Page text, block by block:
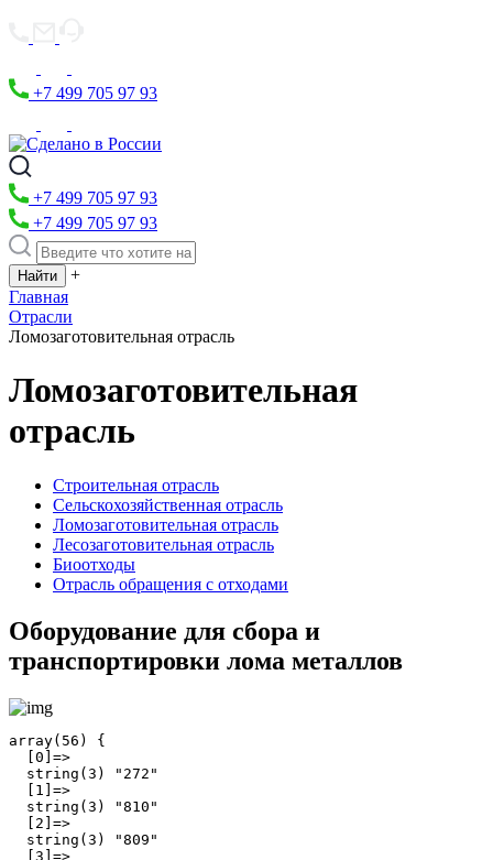
+7 499 705 97 93
+7 499 705 97 93
+7 499 705 97 93
+
Главная
Отрасли
Ломозаготовительная отрасль
Ломозаготовительная
отрасль
Строительная отрасль
Сельскохозяйственная отрасль
Ломозаготовительная отрасль
Лесозаготовительная отрасль
Биоотходы
Отрасль обращения с отходами
Оборудование для сбора и
транспортировки лома металлов
array(56) {
  [0]=>
  string(3) "272"
  [1]=>
  string(3) "810"
  [2]=>
  string(3) "809"
  [3]=>